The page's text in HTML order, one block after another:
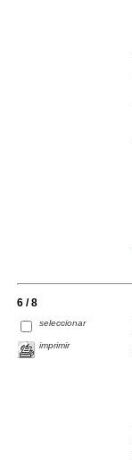
6 / 8
seleccionar
imprimir